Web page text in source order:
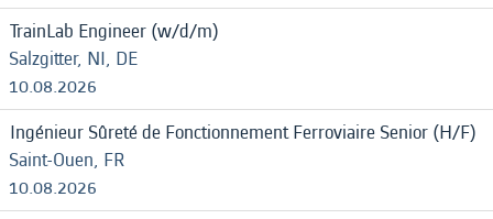
TrainLab Engineer (w/d/m)
Salzgitter, NI, DE
10.08.2026
Ingénieur Sûreté de Fonctionnement Ferroviaire Senior (H/F)
Saint-Ouen, FR
10.08.2026